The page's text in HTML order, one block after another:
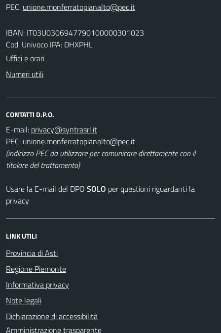
PEC:
IBAN: IT03U0306947790100000301023
Cod. Univoco IPA: DHXPHL
Uffici e orari
Numeri utili
CONTATTI D.P.O.
E-mail:
PEC:
(indirizzo PEC da utilizzare per comunicare direttamente con il
titolare del trattamento)
Usare la E-mail del DPO SOLO per questioni riguardanti la
privacy
LINK UTILI
Provincia di Asti
Regione Piemonte
Informativa privacy
Note legali
Dichiarazione di accessibilità
Amministrazione trasparente